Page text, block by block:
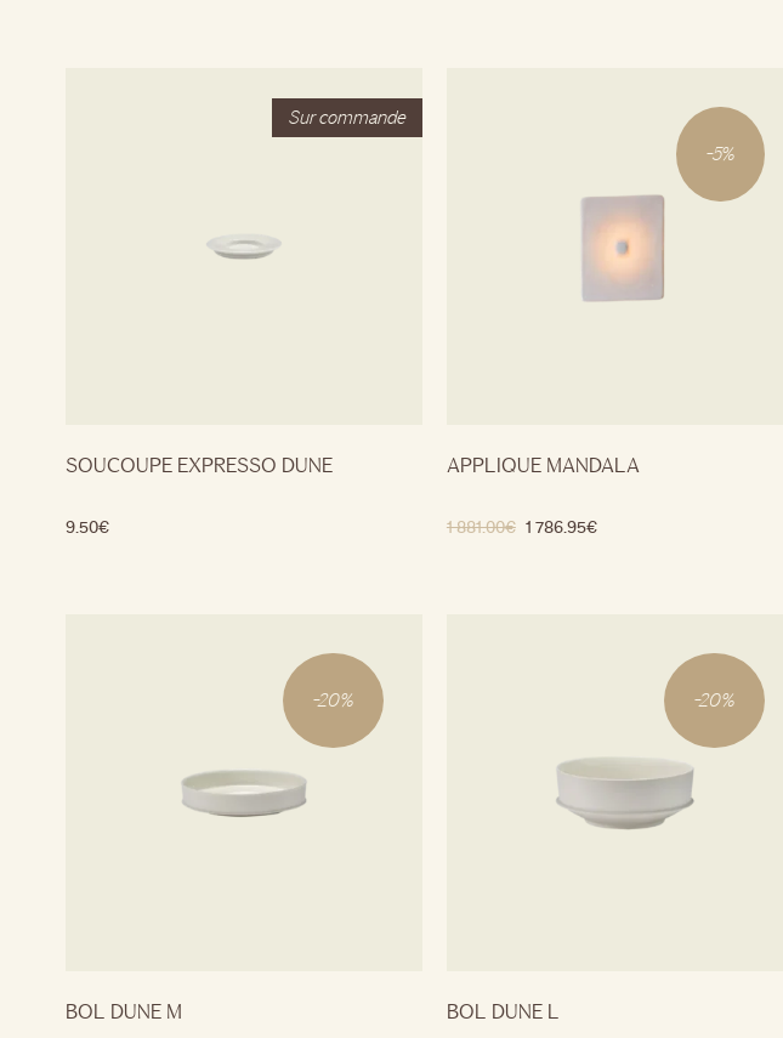
SOUCOUPE EXPRESSO DUNE
9.50€
-5%
APPLIQUE MANDALA
1 881.00€ 1 786.95€
-20%
BOL DUNE M
-20%
BOL DUNE L